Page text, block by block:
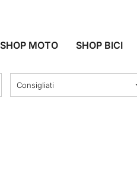
SHOP MOTO SHOP BICI
Consigliati